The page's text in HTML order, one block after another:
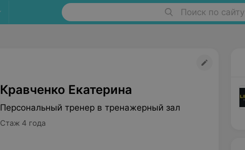
Поиск по сайту
Кравченко Екатерина
Персональный тренер в тренажерный зал
Стаж 4 года